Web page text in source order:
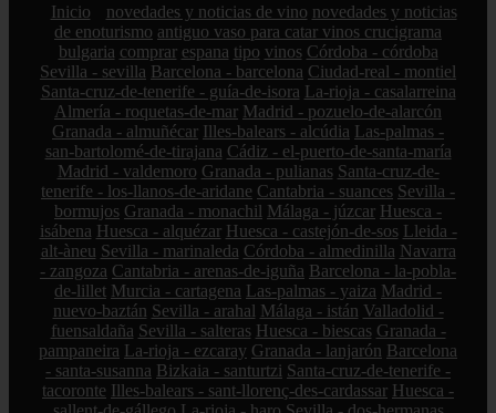
Inicio novedades y noticias de vino novedades y noticias
de enoturismo antiguo vaso para catar vinos crucigrama
bulgaria comprar espana tipo vinos Córdoba - córdoba
Sevilla - sevilla Barcelona - barcelona Ciudad-real - montiel
Santa-cruz-de-tenerife - guía-de-isora La-rioja - casalarreina
Almería - roquetas-de-mar Madrid - pozuelo-de-alarcón
Granada - almuñécar Illes-balears - alcúdia Las-palmas -
san-bartolomé-de-tirajana Cádiz - el-puerto-de-santa-maría
Madrid - valdemoro Granada - pulianas Santa-cruz-de-
tenerife - los-llanos-de-aridane Cantabria - suances Sevilla -
bormujos Granada - monachil Málaga - júzcar Huesca -
isábena Huesca - alquézar Huesca - castejón-de-sos Lleida -
alt-àneu Sevilla - marinaleda Córdoba - almedinilla Navarra
- zangoza Cantabria - arenas-de-iguña Barcelona - la-pobla-
de-lillet Murcia - cartagena Las-palmas - yaiza Madrid -
nuevo-baztán Sevilla - arahal Málaga - istán Valladolid -
fuensaldaña Sevilla - salteras Huesca - biescas Granada -
pampaneira La-rioja - ezcaray Granada - lanjarón Barcelona
- santa-susanna Bizkaia - santurtzi Santa-cruz-de-tenerife -
tacoronte Illes-balears - sant-llorenç-des-cardassar Huesca -